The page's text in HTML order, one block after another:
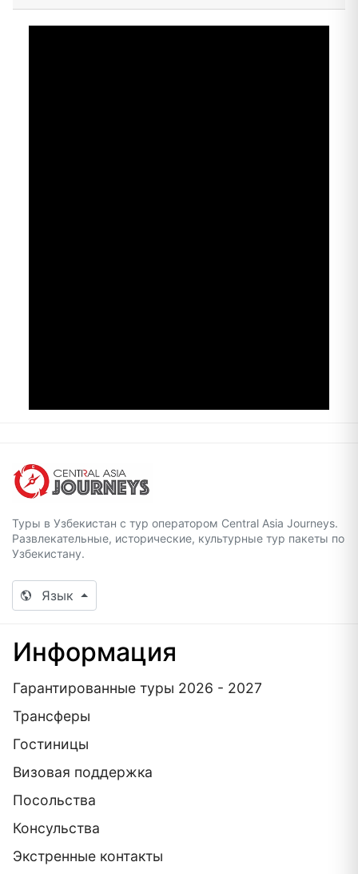
Туры в Узбекистан с тур оператором Central Asia Journeys.
Развлекательные, исторические, культурные тур пакеты по
Узбекистану.
Язык
Информация
Гарантированные туры 2026 - 2027
Трансферы
Гостиницы
Визовая поддержка
Посольства
Консульства
Экстренные контакты